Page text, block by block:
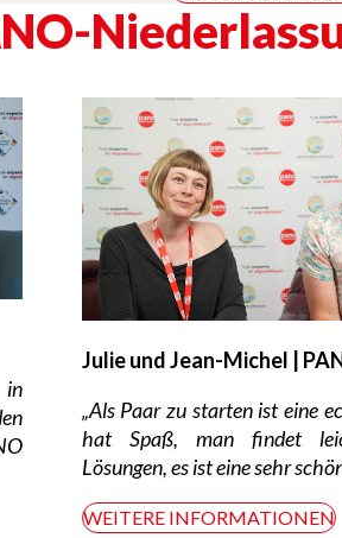
in
Julie und Jean-Michel |
„Als Paar zu starten ist eine
hat Spaß, man findet
Lösungen, es ist eine sehr
WEITERE INFORMATIONEN